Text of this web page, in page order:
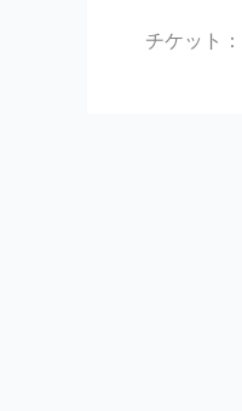
チケット：